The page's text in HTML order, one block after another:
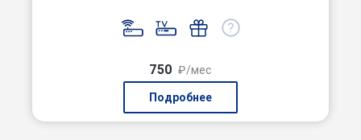
750 ₽/мес
Подробнее